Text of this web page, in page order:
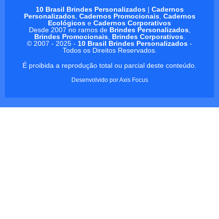
10 Brasil Brindes Personalizados| Cadernos
Personalizados, Cadernos Promocionais, Cadernos
Ecológicos e Cadernos Corporativos
Desde 2007 no ramos de Brindes Personalizados,
Brindes Promocionais, Brindes Corporativos.
© 2007 - 2025 - 10 Brasil Brindes Personalizados -
Todos os Direitos Reservados.
É proibida a reprodução total ou parcial deste conteúdo.
Desenvolvido porAxis Focus